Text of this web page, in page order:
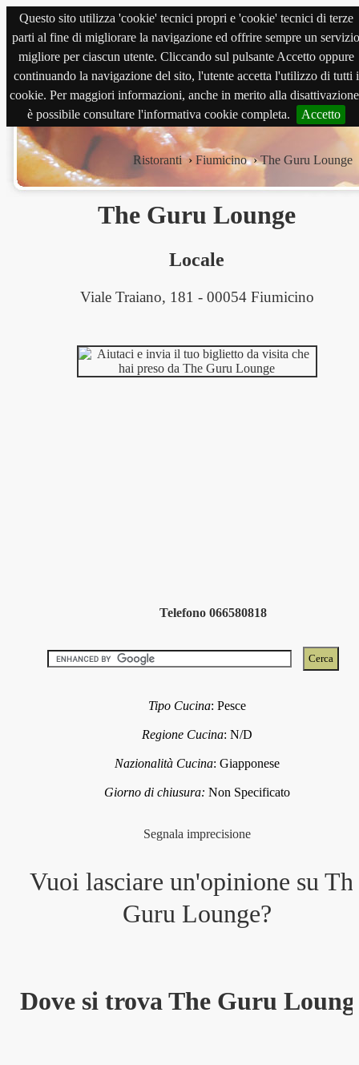
Questo sito utilizza 'cookie' tecnici propri e 'cookie' tecnici di terze
parti al fine di migliorare la navigazione ed offrire sempre un servizio
migliore per ciascun utente. Cliccando sul pulsante Accetto oppure
continuando la navigazione del sito, l'utente accetta l'utilizzo di tutti i
cookie. Per maggiori informazioni, anche in merito alla
è possibile consultare l'informativa cookie completa.
Accetto
magnabene.com
Ristoranti › Fiumicino ›The Guru Lounge
The Guru Lounge
Locale
Viale Traiano, 181 - 00054 Fiumicino
Telefono 066580818
Tipo Cucina: Pesce
Regione Cucina: N/D
Nazionalità Cucina: Giapponese
Giorno di chiusura: Non Specificato
Segnala imprecisione
Vuoi lasciare un'opinione su
Guru Lounge?
Dove si trova The Guru